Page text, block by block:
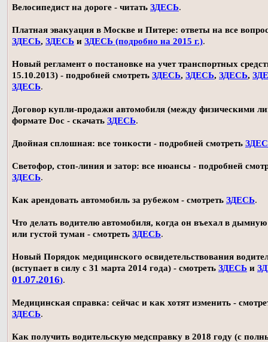
Велосипедист на дороге - читать ЗДЕСЬ.
Платная эвакуация в Москве и Питере: ответы на все
ЗДЕСЬ, ЗДЕСЬ и ЗДЕСЬ (подробно на 2015 г.).
Новый регламент о постановке на учет транспортных
15.10.2013) - подробней смотреть ЗДЕСЬ, ЗДЕСЬ, ЗДЕСЬ,
ЗДЕСЬ.
Договор купли-продажи автомобиля (между физическими
формате Doc - скачать ЗДЕСЬ.
Двойная сплошная: все тонкости - подробней смотреть
Светофор, стоп-линия и затор: все нюансы - подробней
ЗДЕСЬ.
Как арендовать автомобиль за рубежом - смотреть ЗДЕСЬ.
Что делать водителю автомобиля, когда он въехал в дымную
или густой туман - смотреть ЗДЕСЬ.
Новый Порядок медицинского освидетельствования
(вступает в силу с 31 марта 2014 года) - смотреть ЗДЕСЬ и
01.07.2016).
Медицинская справка: сейчас и как хотят изменить -
ЗДЕСЬ.
Как получить водительскую медсправку в 2018 году (с